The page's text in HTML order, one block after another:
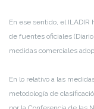
En ese sentido, el ILADIR
de fuentes oficiales
medidas comerciales
En lo relativo a las
metodología de